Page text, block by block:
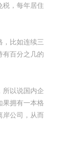
税，每年居住
，比如连续三
有百分之几的
所以说国内企
果拥有一本格
岸公司，从而